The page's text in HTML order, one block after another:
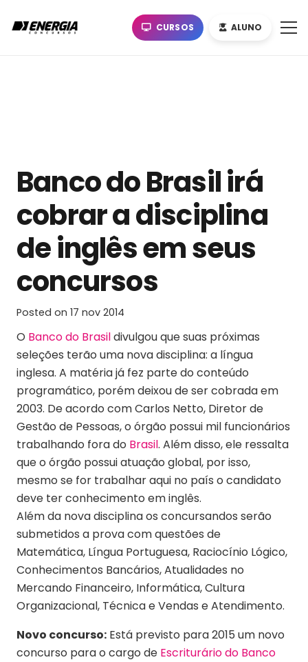
CURSOS ALUNO
Banco do Brasil irá
cobrar a disciplina
de inglês em seus
concursos
Posted on 17 nov 2014
O Banco do Brasildivulgou que suas próximas
seleções terão uma nova disciplina: a língua
inglesa. A matéria já fez parte do conteúdo
programático, porém deixou de ser cobrada em
2003. De acordo com Carlos Netto, Diretor de
Gestão de Pessoas, o órgão possui mil funcionários
trabalhando fora do Brasil. Além disso, ele ressalta
que o órgão possui atuação global, por isso,
mesmo se for trabalhar aqui no país o candidato
deve ter conhecimento em inglês.
Além da nova disciplina os concursandos serão
submetidos a prova com questões de
Matemática, Língua Portuguesa, Raciocínio Lógico,
Conhecimentos Bancários, Atualidades no
Mercando Financeiro, Informática, Cultura
Organizacional, Técnica e Vendas e Atendimento.
Novo concurso: Está previsto para 2015 um novo
concurso para o cargo de Escriturário do Banco